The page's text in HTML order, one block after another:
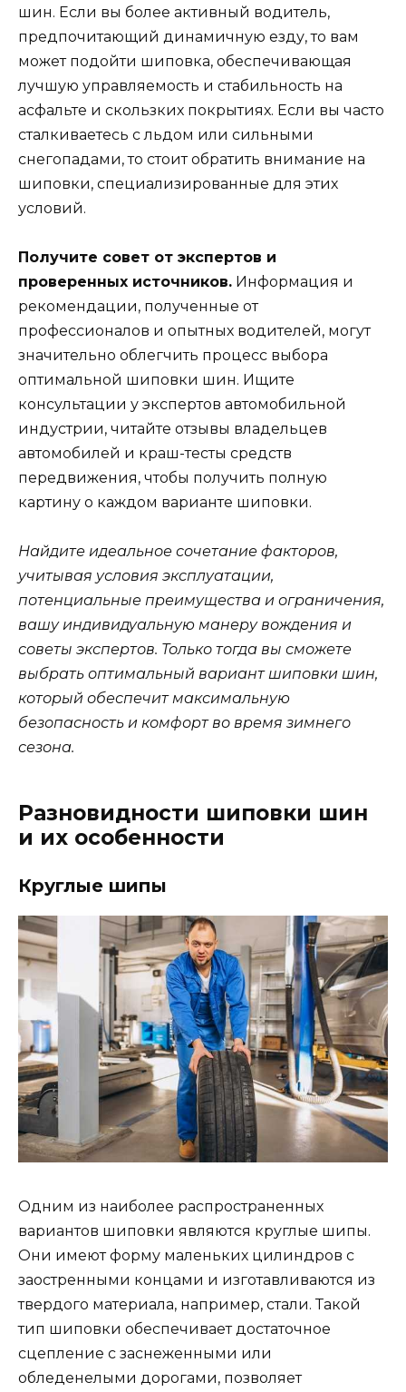
шин. Если вы более активный водитель,
предпочитающий динамичную езду, то вам
может подойти шиповка, обеспечивающая
лучшую управляемость и стабильность на
асфальте и скользких покрытиях. Если вы часто
сталкиваетесь с льдом или сильными
снегопадами, то стоит обратить внимание на
шиповки, специализированные для этих
условий.
Получите совет от экспертов и
проверенных источников. Информация и
рекомендации, полученные от
профессионалов и опытных водителей, могут
значительно облегчить процесс выбора
оптимальной шиповки шин. Ищите
консультации у экспертов автомобильной
индустрии, читайте отзывы владельцев
автомобилей и краш-тесты средств
передвижения, чтобы получить полную
картину о каждом варианте шиповки.
Найдите идеальное сочетание факторов,
учитывая условия эксплуатации,
потенциальные преимущества и ограничения,
вашу индивидуальную манеру вождения и
советы экспертов. Только тогда вы сможете
выбрать оптимальный вариант шиповки шин,
который обеспечит максимальную
безопасность и комфорт во время зимнего
сезона.
Разновидности шиповки шин
и их особенности
Круглые шипы
Одним из наиболее распространенных
вариантов шиповки являются круглые шипы.
Они имеют форму маленьких цилиндров с
заостренными концами и изготавливаются из
твердого материала, например, стали. Такой
тип шиповки обеспечивает достаточное
сцепление с заснеженными или
обледенелыми дорогами, позволяет